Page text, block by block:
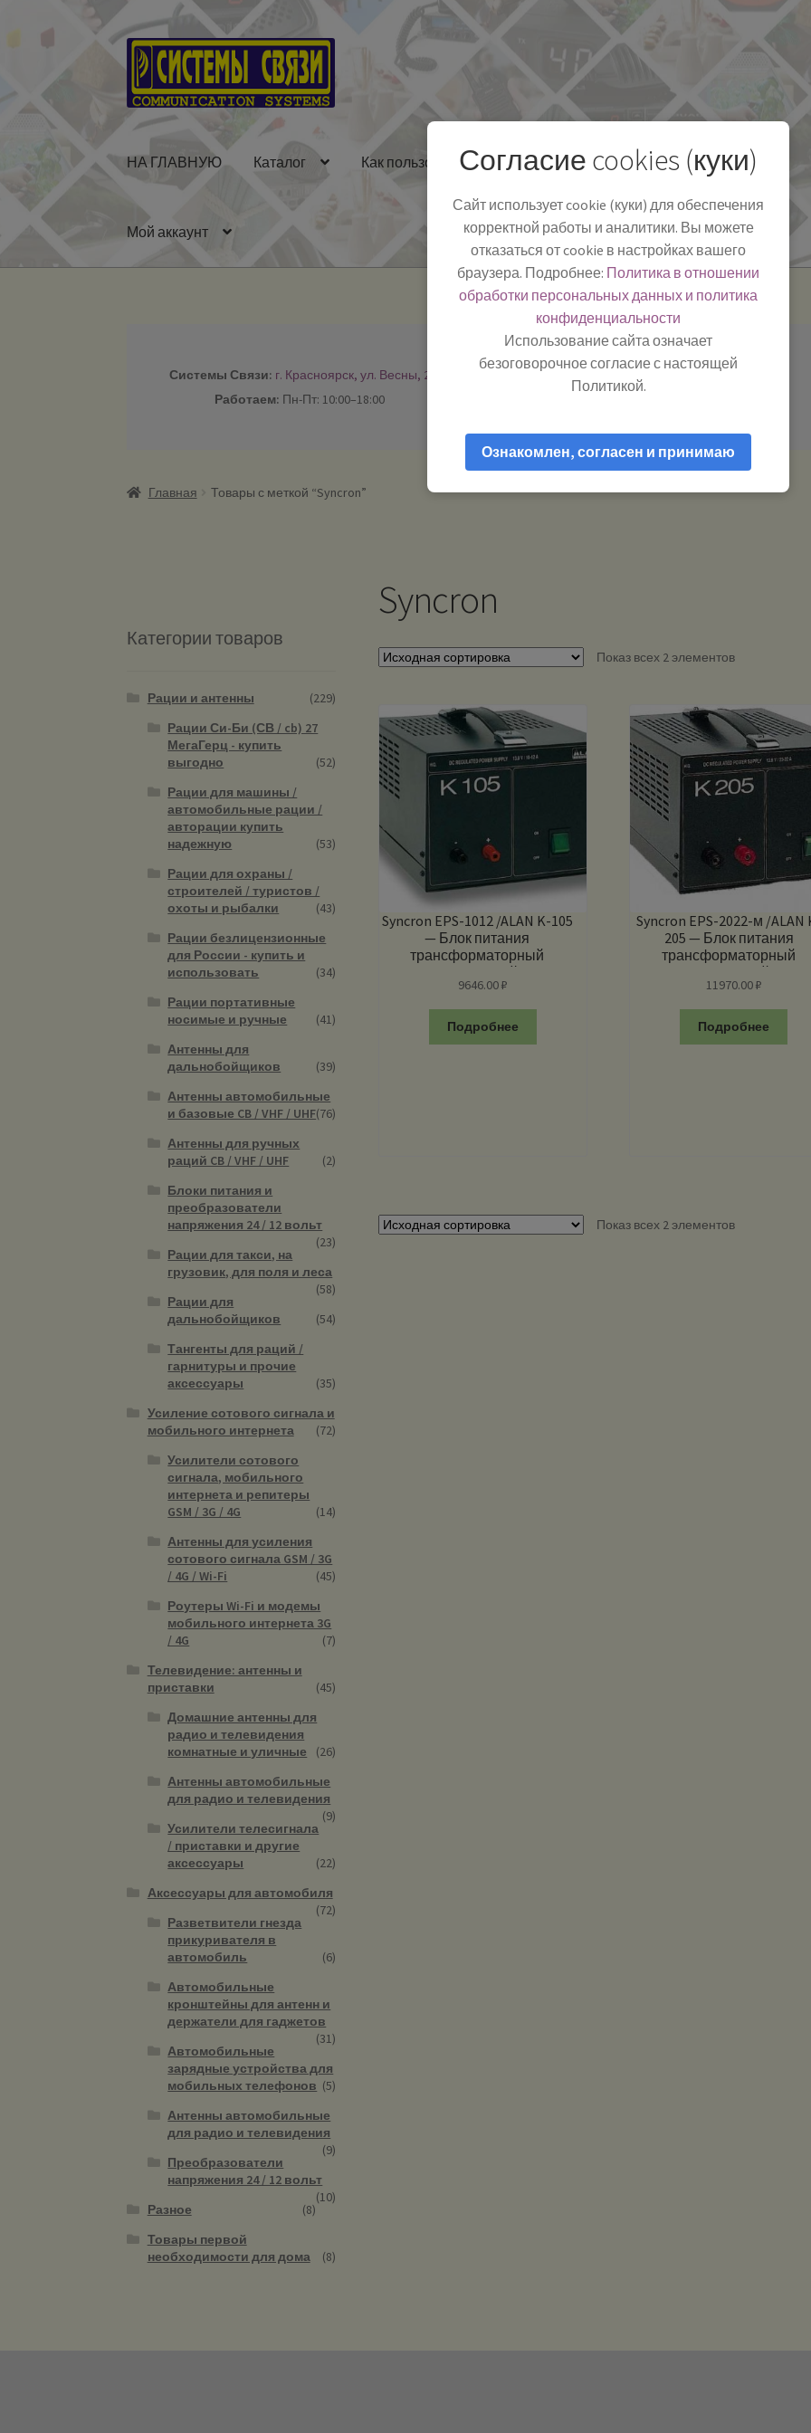
Перейти
к
навигации
Перейти
к
содержимому
НА ГЛАВНУЮ Каталог Как пользоваться Полезная информация БЛОГ
Мой аккаунт
Системы Связи: г. Красноярск, ул. Весны, 2
Работаем: Пн-Пт: 10:00–18:00
-
Главная Товары с меткой “Syncron”
Syncron
Показ всех 2 элементов
Syncron EPS-1012 /ALAN K-105
— Блок питания
трансформаторный
нешумящий
9646.00₽
Подробнее
Syncron EPS-2022-м /ALAN
205 — Блок питания
трансформаторный
нешумящий
11970.00₽
Подробнее
Показ всех 2 элементов
Категории товаров
Рации и антенны
(229)
Рации Си-Би (СВ / cb) 27
МегаГерц - купить
выгодно
(52)
Рации для машины /
автомобильные рации /
авторации купить
надежную
(53)
Рации для охраны /
строителей / туристов /
охоты и рыбалки
(43)
Рации безлицензионные
для России - купить и
использовать
(34)
Рации портативные
носимые и ручные
(41)
Антенны для
дальнобойщиков
(39)
Антенны автомобильные
и базовые CB / VHF / UHF(76)
Антенны для ручных
раций CB / VHF / UHF
(2)
Блоки питания и
преобразователи
напряжения 24 / 12 вольт
(23)
Рации для такси, на
грузовик, для поля и леса
(58)
Рации для
дальнобойщиков
(54)
Тангенты для раций /
гарнитуры и прочие
аксессуары
(35)
Усиление сотового сигнала и
мобильного интернета
(72)
Усилители сотового
сигнала, мобильного
интернета и репитеры
GSM / 3G / 4G
(14)
Антенны для усиления
сотового сигнала GSM / 3G
/ 4G / Wi-Fi
(45)
Роутеры Wi-Fi и модемы
мобильного интернета 3G
/ 4G
(7)
Телевидение: антенны и
приставки
(45)
Домашние антенны для
радио и телевидения
комнатные и уличные
(26)
Антенны автомобильные
для радио и телевидения
(9)
Усилители телесигнала
/ приставки и другие
аксессуары
(22)
Аксессуары для автомобиля
(72)
Разветвители гнезда
прикуривателя в
автомобиль
(6)
Автомобильные
кронштейны для антенн и
держатели для гаджетов
(31)
Автомобильные
зарядные устройства для
мобильных телефонов (5)
Антенны автомобильные
для радио и телевидения
(9)
Преобразователи
напряжения 24 / 12 вольт
(10)
Разное
(8)
Товары первой
необходимости для дома
(8)
Согласие cookies (куки)
Сайт использует cookie (куки) для обеспечения
корректной работы и аналитики. Вы можете
отказаться от cookie в настройках вашего
браузера. Подробнее: Политика в отношении
обработки персональных данных и политика
конфиденциальности
Использование сайта означает
безоговорочное согласие с настоящей
Политикой.
Ознакомлен, согласен и принимаю